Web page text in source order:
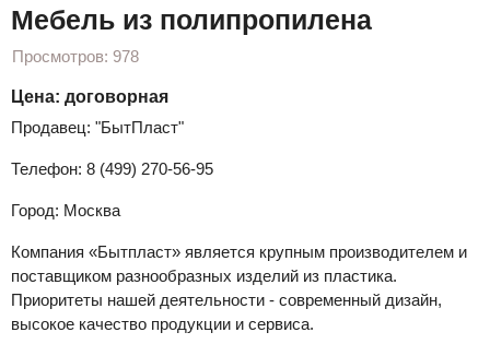
Мебель из полипропилена
Просмотров: 978
Цена: договорная
Продавец: "БытПласт"
Телефон: 8 (499) 270-56-95
Город: Москва
Компания «Бытпласт» является крупным производителем и
поставщиком разнообразных изделий из пластика.
Приоритеты нашей деятельности - современный дизайн,
высокое качество продукции и сервиса.